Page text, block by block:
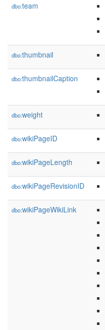
dbo:team
dbo:thumbnail
dbo:thumbnailCaption
dbo:weight
dbo:wikiPageID
dbo:wikiPageLength
dbo:wikiPageRevisionID
dbo:wikiPageWikiLink